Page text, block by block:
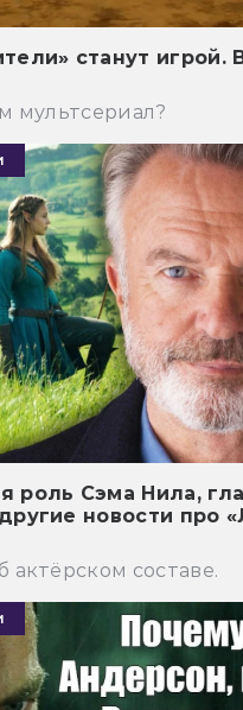
станут игрой.
мультсериал?
роль Сэма Нила,
новости про
актёрском составе.